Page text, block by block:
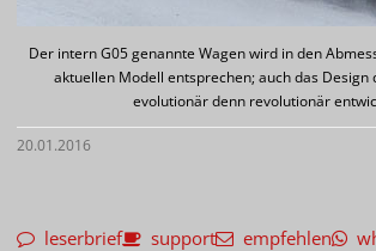
Der intern G05 genannte Wagen wird in den
aktuellen Modell entsprechen; auch das
evolutionär denn revolutionär
20.01.2016
leserbrief support empfehlen